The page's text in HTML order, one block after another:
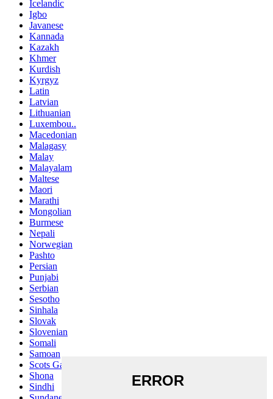
Icelandic
Igbo
Javanese
Kannada
Kazakh
Khmer
Kurdish
Kyrgyz
Latin
Latvian
Lithuanian
Luxembou..
Macedonian
Malagasy
Malay
Malayalam
Maltese
Maori
Marathi
Mongolian
Burmese
Nepali
Norwegian
Pashto
Persian
Punjabi
Serbian
Sesotho
Sinhala
Slovak
Slovenian
Somali
Samoan
Scots Gaelic
Shona
Sindhi